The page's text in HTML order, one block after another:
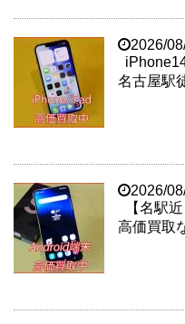
2026/
名古屋駅
2026/
【名駅
高価買取